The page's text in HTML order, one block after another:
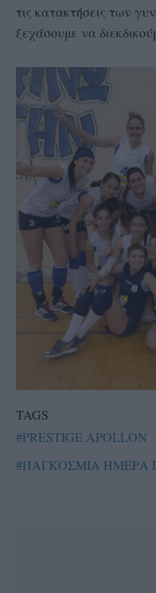
τις κατακτήσεις των
ξεχάσουμε να
TAGS
#PRESTIGE APOLLON
#ΠΑΓΚΟΣΜΙΑ ΗΜΕΡΑ